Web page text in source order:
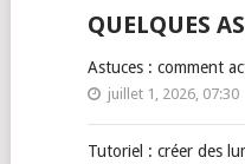
QUELQUES
Astuces : comment
juillet 1, 2026, 07:30
Tutoriel : créer des